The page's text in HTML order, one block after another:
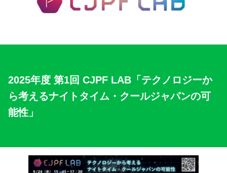
2025年度 第1回 CJPF LAB「テクノロジーか
ら考えるナイトタイム・クールジャパンの可
能性」